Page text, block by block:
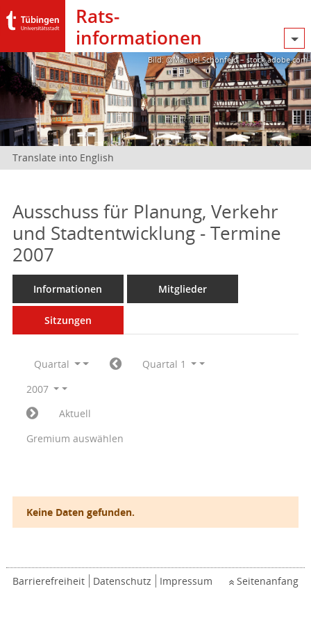
Rats­
informationen
Bild: @Manuel Schönfeld – stock.adobe.com
Translate into English
Ausschuss für Planung, Verkehr
und Stadtentwicklung - Termine
2007
Informationen Mitglieder
Sitzungen
Quartal
Quartal 1
2007
Aktuell
Gremium auswählen
Keine Daten gefunden.
Barrierefreiheit Datenschutz Impressum Seitenanfang